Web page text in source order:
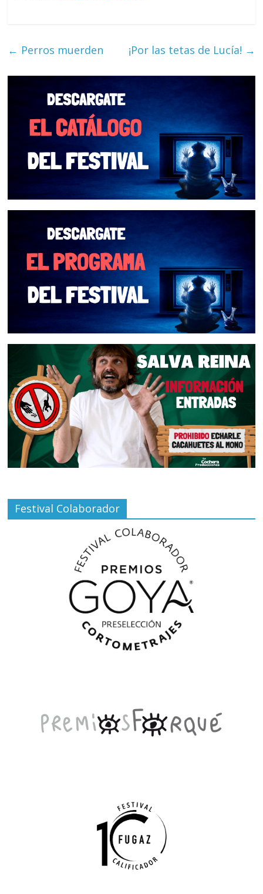
← Perros muerden ¡Por las tetas de Lucía! →
Festival Colaborador